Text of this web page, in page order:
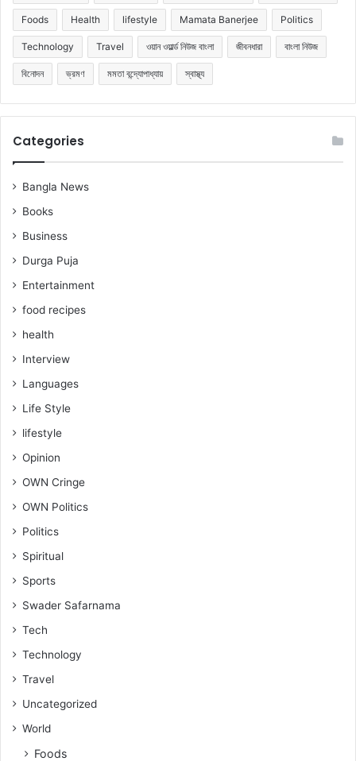
Foods Health lifestyle Mamata Banerjee Politics
Technology Travel ওয়ান ওয়ার্ল্ড নিউজ বাংলা জীবনধারা বাংলা নিউজ
বিনোদন ভ্রমণ মমতা বন্দ্যোপাধ্যায় স্বাস্থ্য
Categories
Bangla News
Books
Business
Durga Puja
Entertainment
food recipes
health
Interview
Languages
Life Style
lifestyle
Opinion
OWN Cringe
OWN Politics
Politics
Spiritual
Sports
Swader Safarnama
Tech
Technology
Travel
Uncategorized
World
Foods